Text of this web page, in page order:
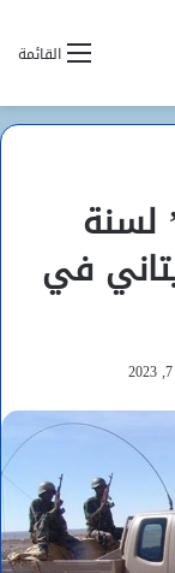
القائمة
لسنة
في